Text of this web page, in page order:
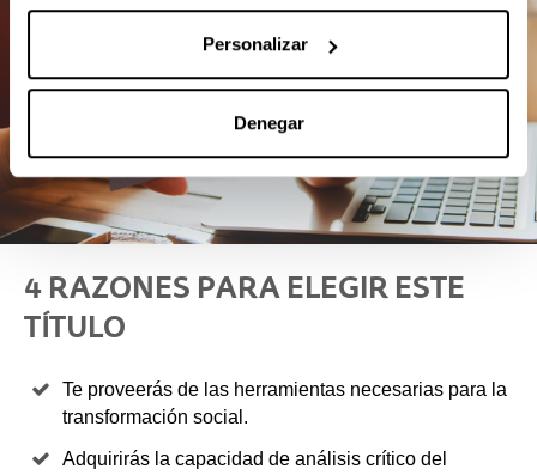
Personalizar
Denegar
4 RAZONES PARA ELEGIR ESTE
TÍTULO
Te proveerás de las herramientas necesarias para la
transformación social.
Adquirirás la capacidad de análisis crítico del